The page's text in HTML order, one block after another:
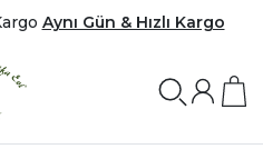
Aynı Gün & Hızlı Kargo